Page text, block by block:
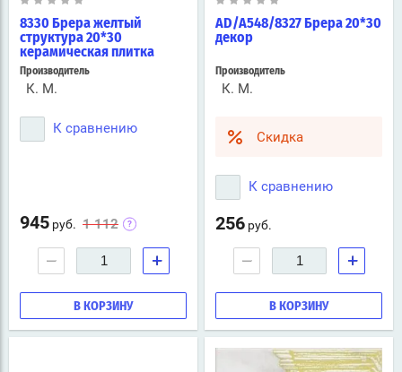
8330 Брера желтый
структура 20*30
керамическая плитка
Производитель
К. М.
К сравнению
1 112
945 руб.
− +
В КОРЗИНУ
AD/A548/8327 Брера 20*30
декор
Производитель
К. М.
Скидка
К сравнению
256 руб.
− +
В КОРЗИНУ